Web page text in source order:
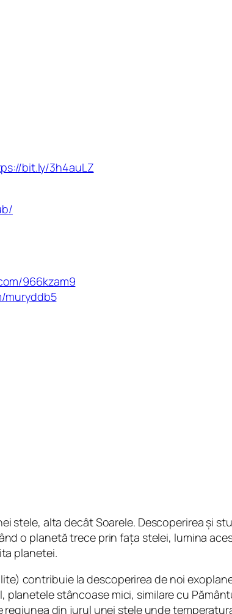
bit.ly/3h4auLZ
966kzam9
muryddb5
stele, alta decât Soarele. Descoperirea și
o planetă trece prin fața stelei, lumina
planetei.
contribuie la descoperirea de noi
stâncoase mici, similare cu
din jurul unei stele unde